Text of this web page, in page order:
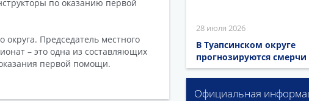
по оказанию первой
Председатель местного
– это одна из составляющих
первой помощи.
28 июля 2026
В Туапсинском округе
прогнозируются смерчи
Официальная